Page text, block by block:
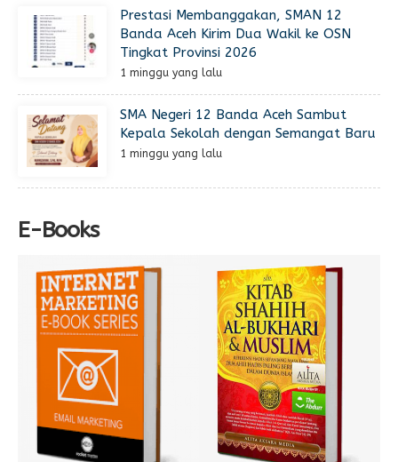
Prestasi Membanggakan, SMAN 12
Banda Aceh Kirim Dua Wakil ke OSN
Tingkat Provinsi 2026
1 minggu yang lalu
SMA Negeri 12 Banda Aceh Sambut
Kepala Sekolah dengan Semangat Baru
1 minggu yang lalu
E-Books